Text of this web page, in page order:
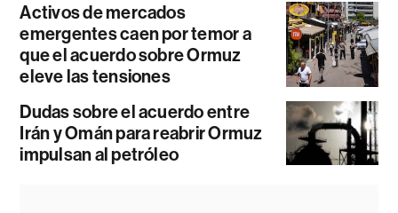
Activos de mercados
emergentes caen por temor a
que el acuerdo sobre Ormuz
eleve las tensiones
Dudas sobre el acuerdo entre
Irán y Omán para reabrir Ormuz
impulsan al petróleo